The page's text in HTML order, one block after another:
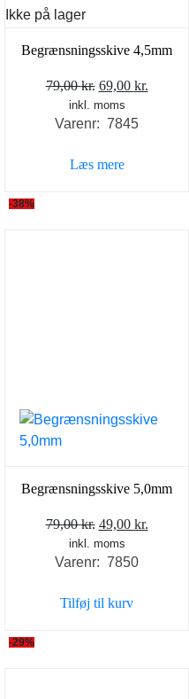
Ikke på lager
Begrænsningsskive 4,5mm
79,00kr. Den
oprindelige
pris
79,00 kr..
69,00 kr.
inkl. moms
Varenr: 7845
Læs mere
-38%
Begrænsningsskive 5,0mm
79,00kr. Den
oprindelige
pris
79,00 kr..
49,00 kr.
inkl. moms
Varenr: 7850
Tilføj til kurv
-29%